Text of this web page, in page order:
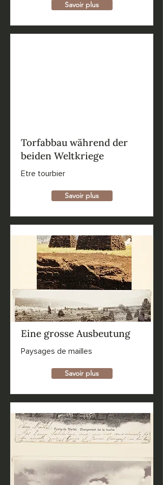
Savoir plus
Torfabbau während der
beiden Weltkriege
Etre tourbier
Savoir plus
Eine grosse Ausbeutung
Paysages de mailles
Savoir plus